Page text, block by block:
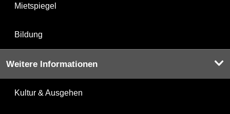
Mietspiegel
Bildung
Weitere Informationen
Kultur & Ausgehen